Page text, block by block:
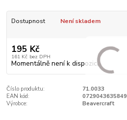
Dostupnost Není skladem
195 Kč
161 Kč bez DPH
Momentálně není k dispozici
Číslo produktu:
71.0033
EAN kód:
0729043635849
Výrobce:
Beavercraft